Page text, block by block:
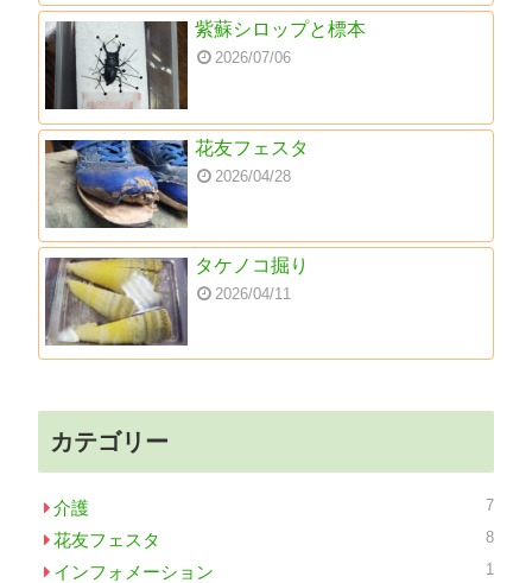
紫蘇シロップと標本
2026/07/06
花友フェスタ
2026/04/28
タケノコ掘り
2026/04/11
カテゴリー
介護 7
花友フェスタ 8
インフォメーション 1